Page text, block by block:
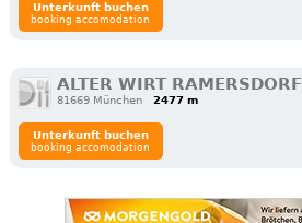
Unterkunft buchen
booking accomodation
ALTER WIRT RAMERSDORF
81669 München 2477 m
Unterkunft buchen
booking accomodation